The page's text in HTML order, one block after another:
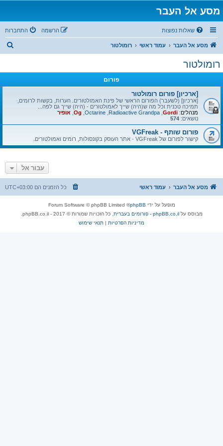
מסע אל העבר
שאלות נפוצות התחברות הרשמה
מסע אל העבר עמוד ראשי רומולטור
רומולטור
פורום
[ארכיון] פורום רומולטור
[ארכיון] (לשעבר) הפורום הראשי של פינת האמולטורים. הערות, בקשות לרומים,
תמיכה טכנית וכל מה ש(היה) שייך לאמולטורים - (היה) שייך גם לפה...
מנהלים: Gordi
Radioactive Grandpa
Octarine
Og אופיר
נושאים: 574
פורום שותף - VGFreak
קישור לפורום של VGFreak - אתר העוסק בקונסולות, רומים ואמולטורים.
עבור אל
מסע אל העבר עמוד ראשי כל הזמנים הם UTC+03:00
מופעל על ידי phpBB
® Forum Software © phpBB Limited
מבוסס עלphpBB.co.il - פורומים בעברית
. כל הזכויות שמורות © 2017 - phpBB.co.il.
מדיניות הפרטיות | תנאי שימוש